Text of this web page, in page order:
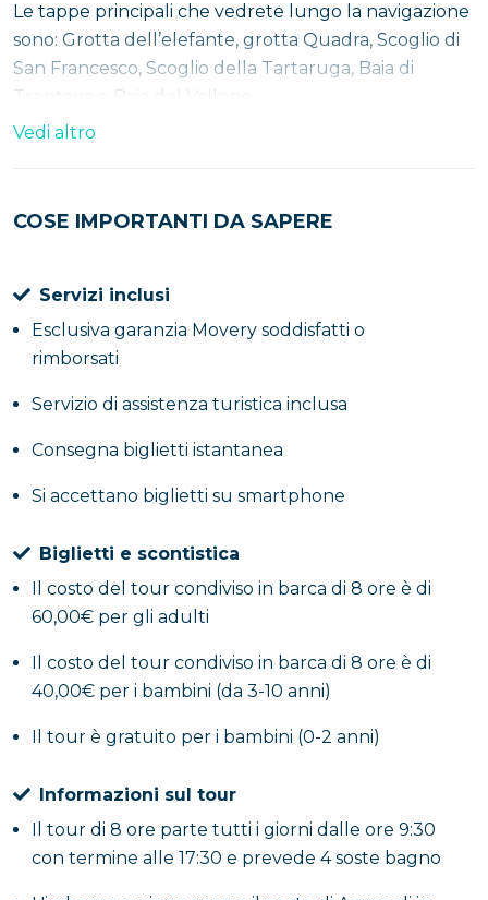
Le tappe principali che vedrete lungo la navigazione
sono: Grotta dell’elefante, grotta Quadra, Scoglio di
San Francesco, Scoglio della Tartaruga, Baia di
Trentova e Baia del Vallone.
un’antica storia d’amore, passando poi per
Francesco , che prende il nome dal monastero
sovrastante e riconoscibile per la croce posta
sull’estremità superiore dello scoglio in mezzo al
che ti verranno raccontati sui luoghi che ammirerai
durante il tour.
Dopo aver raggiunto loScoglio della Tartaruga
concluderai il giro allaBaia del Vallone
luoghi più suggestivi della costa per la macchia
mediterranea che caratterizza la parete rocciosa. Qui
continuare questo tour e scoprire gli altri luoghi che
TresinoePunta Pagliarola
saracene; procederai verso il Golfo di Santa Maria di
Castellabate, raggiungendo laBaia del porticciolo
Vedi altro
COSE IMPORTANTI DA SAPERE
Servizi inclusi
Esclusiva garanzia Movery soddisfatti o
rimborsati
Servizio di assistenza turistica inclusa
Consegna biglietti istantanea
Si accettano biglietti su smartphone
Biglietti e scontistica
Il costo del tour condiviso in barca di 8 ore è di
60,00€ per gli adulti
Il costo del tour condiviso in barca di 8 ore è di
40,00€ per i bambini (da 3-10 anni)
Il tour è gratuito per i bambini (0-2 anni)
Informazioni sul tour
Il tour di 8 ore parte tutti i giorni dalle ore 9:30
con termine alle 17:30 e prevede 4 soste bagno